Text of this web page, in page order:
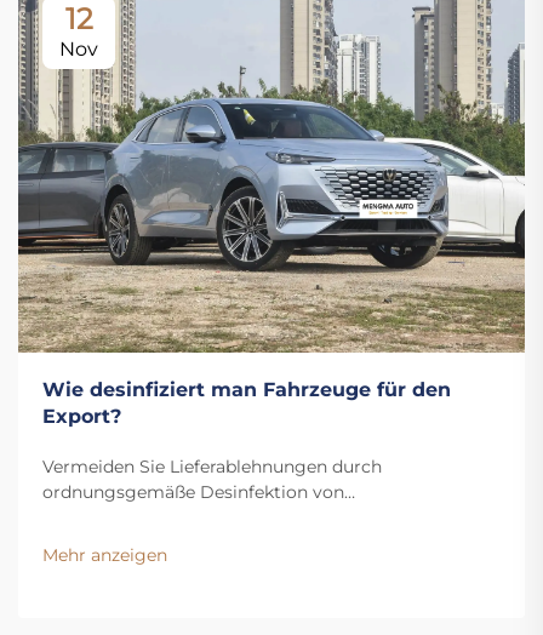
12
Nov
Wie desinfiziert man Fahrzeuge für den
Export?
Vermeiden Sie Lieferablehnungen durch
ordnungsgemäße Desinfektion von
Sanitierungsprozess. Bleiben Sie konform – laden Sie
Mehr anzeigen